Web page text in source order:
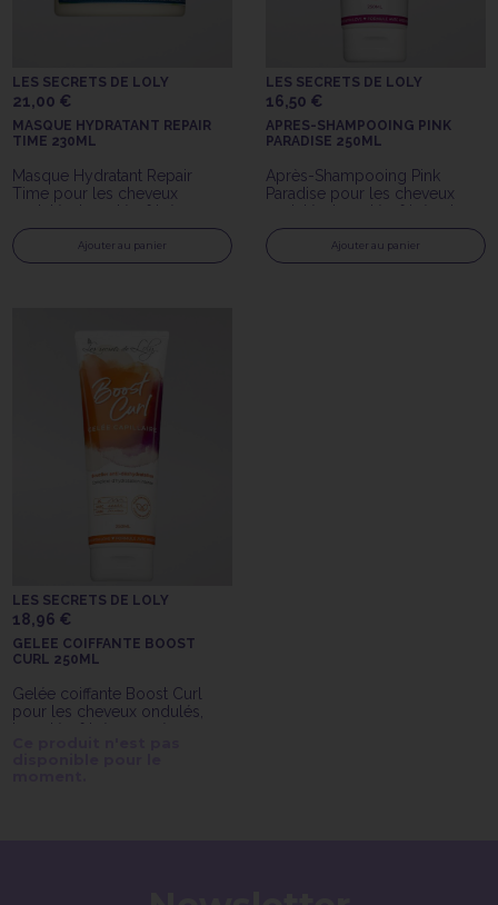
LES SECRETS DE LOLY
21,00 €
MASQUE HYDRATANT REPAIR
TIME 230ML
Masque Hydratant Repair
Time pour les cheveux
ondulés, bouclés, frisés ou
crépus.
Ajouter au panier
LES SECRETS DE LOLY
16,50 €
APRES-SHAMPOOING PINK
PARADISE 250ML
Après-Shampooing Pink
Paradise pour les cheveux
ondulés, bouclés, frisés et
crépus difficiles à démêler.
Ajouter au panier
LES SECRETS DE LOLY
18,96 €
GELEE COIFFANTE BOOST
CURL 250ML
Gelée coiffante Boost Curl
pour les cheveux ondulés,
bouclés, frisés ou crépus.